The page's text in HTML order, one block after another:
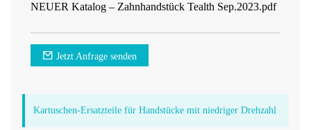
NEUER Katalog – Zahnhandstück Tealth Sep.2023.pdf
Jetzt Anfrage senden
Kartuschen-Ersatzteile für Handstücke mit niedriger Drehzahl